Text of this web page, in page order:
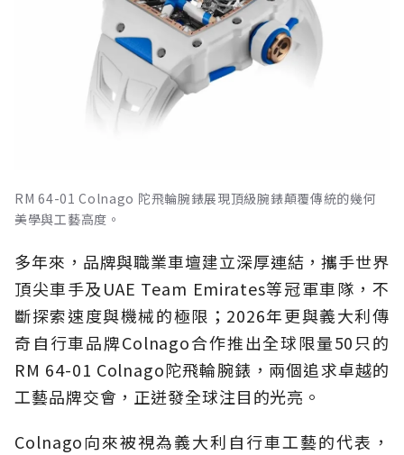
RM 64-01 Colnago 陀飛輪腕錶展現頂級腕錶顛覆傳統的幾何
美學與工藝高度。
多年來，品牌與職業車壇建立深厚連結，攜手世界
頂尖車手及UAE Team Emirates等冠軍車隊，不
斷探索速度與機械的極限；2026年更與義大利傳
奇自行車品牌Colnago合作推出全球限量50只的
RM 64-01 Colnago陀飛輪腕錶，兩個追求卓越的
工藝品牌交會，正迸發全球注目的光亮。
Colnago向來被視為義大利自行車工藝的代表，